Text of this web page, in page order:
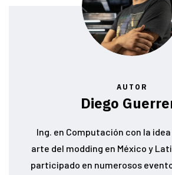
AUTOR
Diego
Ing. en Computación con la
arte del modding en México y
participado en numerosos